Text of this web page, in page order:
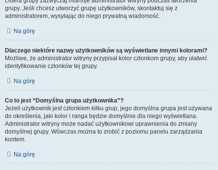
grupy. Jeśli chcesz utworzyć grupę użytkowników, skontaktuj się z
administratorem, wysyłając do niego prywatną wiadomość.
Na górę
Dlaczego niektóre nazwy użytkowników są wyświetlane innymi kolorami?
Możliwe, że administrator witryny przypisał kolor członkom grupy, aby ułatwić
identyfikowanie członków tej grupy.
Na górę
Co to jest “Domyślna grupa użytkownika”?
Jeżeli użytkownik jest członkiem kilku grup, jego domyślna grupa jest używana
do określenia, jaki kolor i ranga będzie domyślnie dla niego wyświetlana.
Administrator witryny może nadać użytkownikowi uprawnienia do zmiany
domyślnej grupy. Wówczas można to zrobić z poziomu panelu zarządzania
kontem.
Na górę